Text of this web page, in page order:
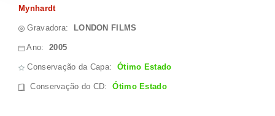
Mynhardt
Gravadora: LONDON FILMS
Ano:2005
Conservação da Capa: Ótimo Estado
Conservação do CD:Ótimo Estado